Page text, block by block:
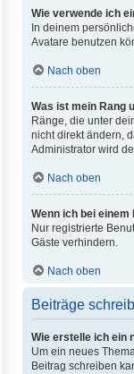
Wie verwende ich
In deinem
Avatare benutzen
Nach oben
Was ist mein Rang
Ränge, die unter
nicht direkt ändern,
Administrator wird
Nach oben
Wenn ich bei
Nur registrierte
Gäste verhindern.
Nach oben
Beiträge
Wie erstelle ich ein
Um ein neues
Beitrag schreiben